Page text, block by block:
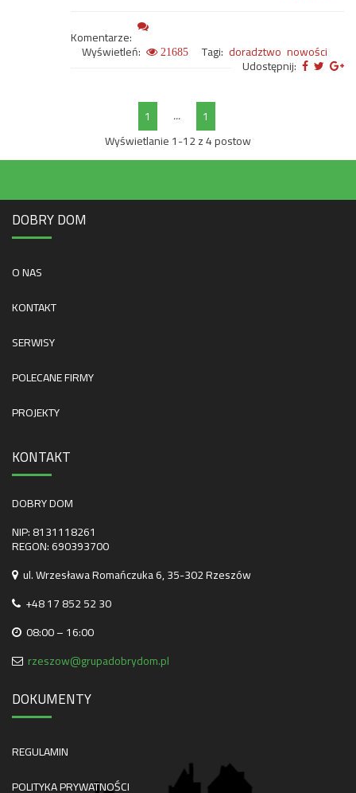
Komentarze:
Wyświetleń: 21685 Tagi: doradztwo nowości
Udostępnij:
1 ...
1
Wyświetlanie 1-12 z 4 postow
DOBRY DOM
O NAS
KONTAKT
SERWISY
POLECANE FIRMY
PROJEKTY
KONTAKT
DOBRY DOM
NIP: 8131118261
REGON: 690393700
ul. Wrzesława Romańczuka 6, 35-302 Rzeszów
+48 17 852 52 30
08:00 – 16:00
rzeszow@grupadobrydom.pl
DOKUMENTY
REGULAMIN
POLITYKA PRYWATNOŚCI